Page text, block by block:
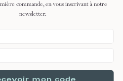
Livraison et retours
commande, en vous inscrivant à notre
newsletter.